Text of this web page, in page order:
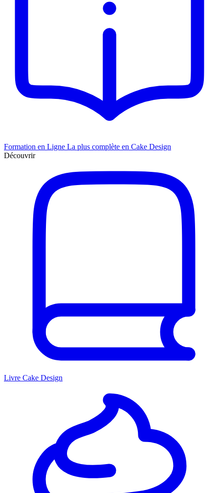
Formation en Ligne La plus complète en Cake Design
Découvrir
Livre Cake Design